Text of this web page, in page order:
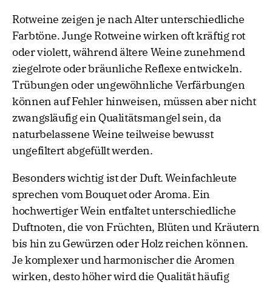
Rotweine zeigen je nach Alter unterschiedliche
Farbtöne. Junge Rotweine wirken oft kräftig rot
oder violett, während ältere Weine zunehmend
ziegelrote oder bräunliche Reflexe entwickeln.
Trübungen oder ungewöhnliche Verfärbungen
können auf Fehler hinweisen, müssen aber nicht
zwangsläufig ein Qualitätsmangel sein, da
naturbelassene Weine teilweise bewusst
ungefiltert abgefüllt werden.
Besonders wichtig ist der Duft. Weinfachleute
sprechen vom Bouquet oder Aroma. Ein
hochwertiger Wein entfaltet unterschiedliche
Duftnoten, die von Früchten, Blüten und Kräutern
bis hin zu Gewürzen oder Holz reichen können.
Je komplexer und harmonischer die Aromen
wirken, desto höher wird die Qualität häufig